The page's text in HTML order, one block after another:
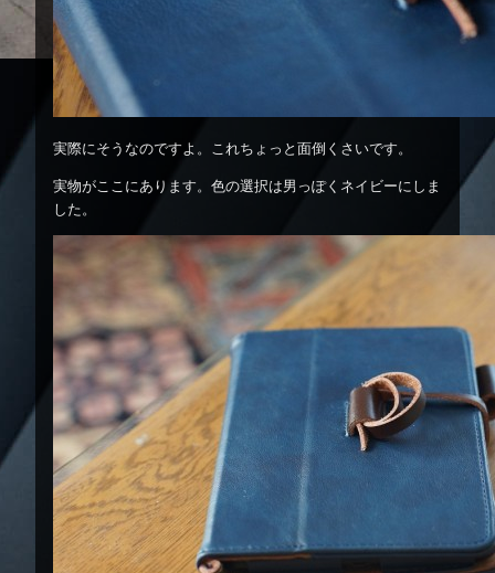
実際にそうなのですよ。これちょっと面倒くさいです。
実物がここにあります。色の選択は男っぽくネイビーにしま
した。